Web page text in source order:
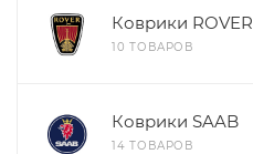
Коврики ROVER
10 ТОВАРОВ
Коврики SAAB
14 ТОВАРОВ